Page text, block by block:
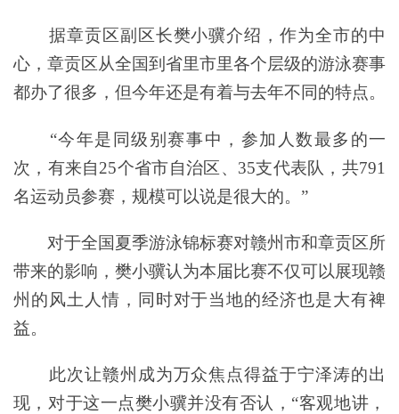
据章贡区副区长樊小骥介绍，作为全市的中
心，章贡区从全国到省里市里各个层级的游泳赛事
都办了很多，但今年还是有着与去年不同的特点。
“今年是同级别赛事中，参加人数最多的一
次，有来自25个省市自治区、35支代表队，共791
名运动员参赛，规模可以说是很大的。”
对于全国夏季游泳锦标赛对赣州市和章贡区所
带来的影响，樊小骥认为本届比赛不仅可以展现赣
州的风土人情，同时对于当地的经济也是大有裨
益。
此次让赣州成为万众焦点得益于宁泽涛的出
现，对于这一点樊小骥并没有否认，“客观地讲，